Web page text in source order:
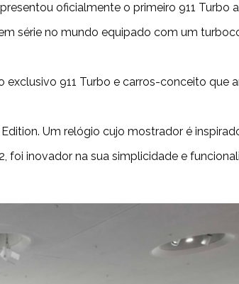
oficialmente o primeiro 911 Turbo
série no mundo equipado com um
911 Turbo e carros-conceito que
Um relógio cujo mostrador é
foi inovador na sua simplicidade e